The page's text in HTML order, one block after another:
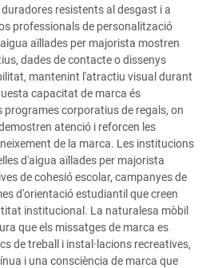
resistents al desgast i a
professionals de personalització
aïllades per majorista mostren
dades de contacte o dissenys
mantenint l'atractiu visual durant
capacitat de marca és
programes corporatius de regals, on
atenció i reforcen les
de la marca. Les institucions
d'aigua aïllades per majorista
de cohesió escolar, campanyes de
d'orientació estudiantil que creen
institucional. La naturalesa mòbil
que els missatges de marca es
de treball i instal·lacions recreatives,
i una consciència de marca que